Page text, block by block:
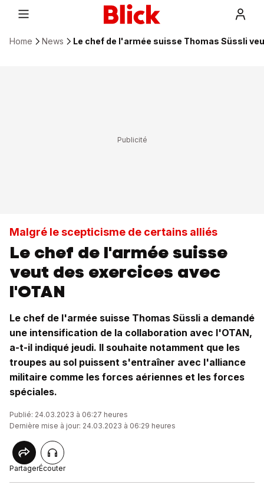
Home News Le chef de l'armée suisse Thomas Süssli
Malgré le scepticisme de certains alliés
Le chef de l'armée suisse
veut des exercices avec
l'OTAN
Le chef de l'armée suisse Thomas Süssli a demandé
une intensification de la collaboration avec l'OTAN,
a-t-il indiqué jeudi. Il souhaite notamment que les
troupes au sol puissent s'entraîner avec l'alliance
militaire comme les forces aériennes et les forces
spéciales.
Publié: 24.03.2023 à 06:27 heures
Dernière mise à jour: 24.03.2023 à 06:29 heures
PartagerÉcouter